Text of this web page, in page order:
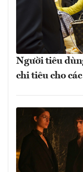
Người tiêu
chi tiêu cho